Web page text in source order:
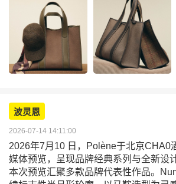
波灵恩
2026-07-14 14:11:00
2026年7月10 日，Polène于北京CHA0
媒体预览，呈现品牌经典系列与全新设计
本次预览汇聚多款品牌代表性作品。